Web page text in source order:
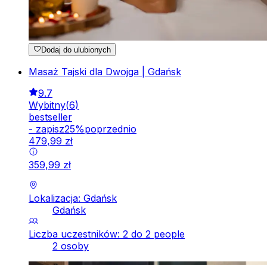
Dodaj do ulubionych
Masaż Tajski dla Dwojga | Gdańsk
9.7
Wybitny(6)
bestseller
- zapisz25%poprzednio
479,99 zł
359,99 zł
Lokalizacja: Gdańsk
Gdańsk
Liczba uczestników: 2 do 2 people
2 osoby